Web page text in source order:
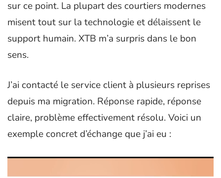
sur ce point. La plupart des courtiers modernes
misent tout sur la technologie et délaissent le
support humain. XTB m’a surpris dans le bon
sens.
J’ai contacté le service client à plusieurs reprises
depuis ma migration. Réponse rapide, réponse
claire, problème effectivement résolu. Voici un
exemple concret d’échange que j’ai eu :